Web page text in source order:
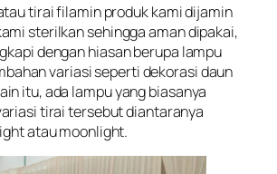
tirai filamin produk kami dijamin
sterilkan sehingga aman dipakai,
dengan hiasan berupa lampu
variasi seperti dekorasi daun
itu, ada lampu yang biasanya
tirai tersebut diantaranya
atau moonlight.